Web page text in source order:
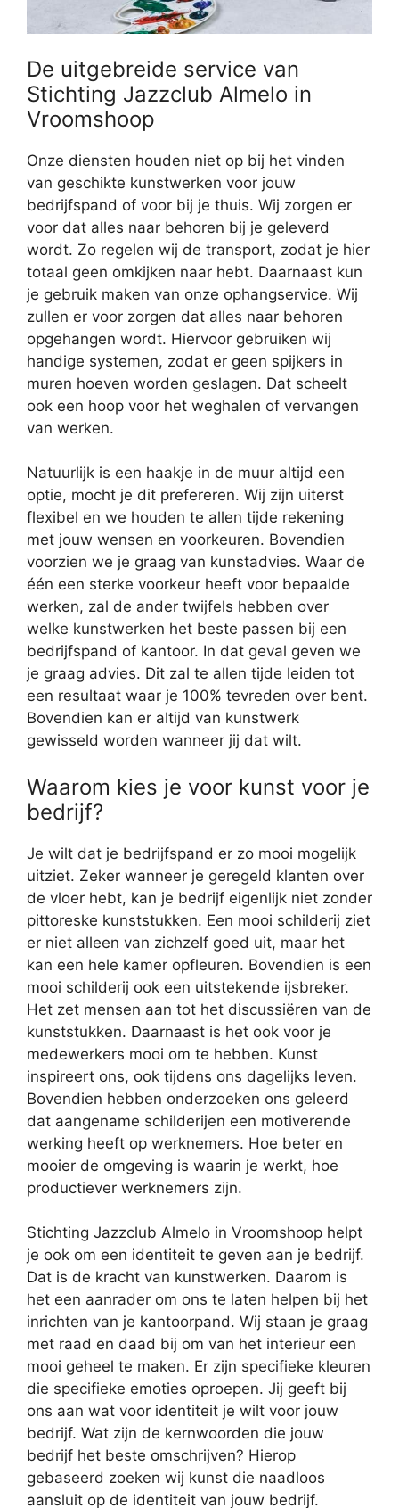
De uitgebreide service van
Stichting Jazzclub Almelo in
Vroomshoop
Onze diensten houden niet op bij het vinden
van geschikte kunstwerken voor jouw
bedrijfspand of voor bij je thuis. Wij zorgen er
voor dat alles naar behoren bij je geleverd
wordt. Zo regelen wij de transport, zodat je hier
totaal geen omkijken naar hebt. Daarnaast kun
je gebruik maken van onze ophangservice. Wij
zullen er voor zorgen dat alles naar behoren
opgehangen wordt. Hiervoor gebruiken wij
handige systemen, zodat er geen spijkers in
muren hoeven worden geslagen. Dat scheelt
ook een hoop voor het weghalen of vervangen
van werken.
Natuurlijk is een haakje in de muur altijd een
optie, mocht je dit prefereren. Wij zijn uiterst
flexibel en we houden te allen tijde rekening
met jouw wensen en voorkeuren. Bovendien
voorzien we je graag van kunstadvies. Waar de
één een sterke voorkeur heeft voor bepaalde
werken, zal de ander twijfels hebben over
welke kunstwerken het beste passen bij een
bedrijfspand of kantoor. In dat geval geven we
je graag advies. Dit zal te allen tijde leiden tot
een resultaat waar je 100% tevreden over bent.
Bovendien kan er altijd van kunstwerk
gewisseld worden wanneer jij dat wilt.
Waarom kies je voor kunst voor je
bedrijf?
Je wilt dat je bedrijfspand er zo mooi mogelijk
uitziet. Zeker wanneer je geregeld klanten over
de vloer hebt, kan je bedrijf eigenlijk niet zonder
pittoreske kunststukken. Een mooi schilderij ziet
er niet alleen van zichzelf goed uit, maar het
kan een hele kamer opfleuren. Bovendien is een
mooi schilderij ook een uitstekende ijsbreker.
Het zet mensen aan tot het discussiëren van de
kunststukken. Daarnaast is het ook voor je
medewerkers mooi om te hebben. Kunst
inspireert ons, ook tijdens ons dagelijks leven.
Bovendien hebben onderzoeken ons geleerd
dat aangename schilderijen een motiverende
werking heeft op werknemers. Hoe beter en
mooier de omgeving is waarin je werkt, hoe
productiever werknemers zijn.
Stichting Jazzclub Almelo in Vroomshoop helpt
je ook om een identiteit te geven aan je bedrijf.
Dat is de kracht van kunstwerken. Daarom is
het een aanrader om ons te laten helpen bij het
inrichten van je kantoorpand. Wij staan je graag
met raad en daad bij om van het interieur een
mooi geheel te maken. Er zijn specifieke kleuren
die specifieke emoties oproepen. Jij geeft bij
ons aan wat voor identiteit je wilt voor jouw
bedrijf. Wat zijn de kernwoorden die jouw
bedrijf het beste omschrijven? Hierop
gebaseerd zoeken wij kunst die naadloos
aansluit op de identiteit van jouw bedrijf.